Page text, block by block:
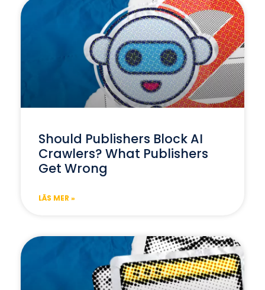
Should Publishers Block AI
Crawlers? What Publishers
Get Wrong
LÄS MER »